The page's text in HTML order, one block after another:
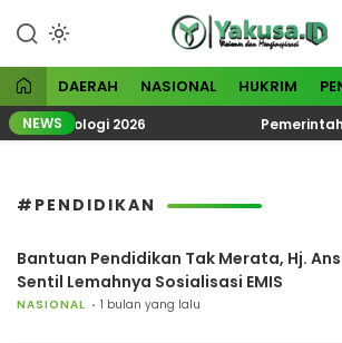
konten
Yakusa
Visioner dan Menginspirasi
DAERAH NASIONAL HUKRIM
NEWS
Ekoteologi 2026 Pemerintah
#PENDIDIKAN
Bantuan Pendidikan Tak Merata, Hj.
Sentil Lemahnya Sosialisasi EMIS
NASIONAL 1 bulan yang lalu